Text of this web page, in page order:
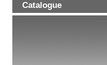
Catalogue